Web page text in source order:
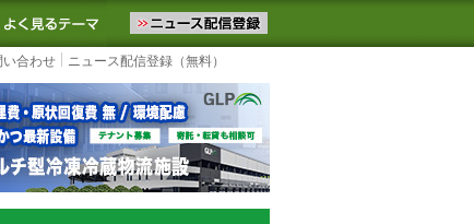
スをお届けします。物流ニュースメール配信を登録す
お気に入りに追加 よく見るテーマ
合わせ ニュース配信登録（無料）